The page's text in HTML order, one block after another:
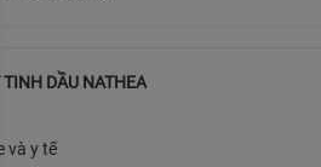
TINH DẦU NATHEA
và y tế